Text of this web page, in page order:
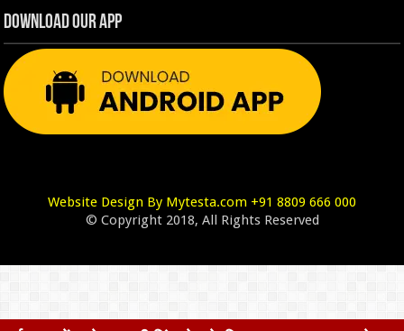
Download Our App
Website Design By Mytesta.com +91 8809 666 000
© Copyright 2018, All Rights Reserved